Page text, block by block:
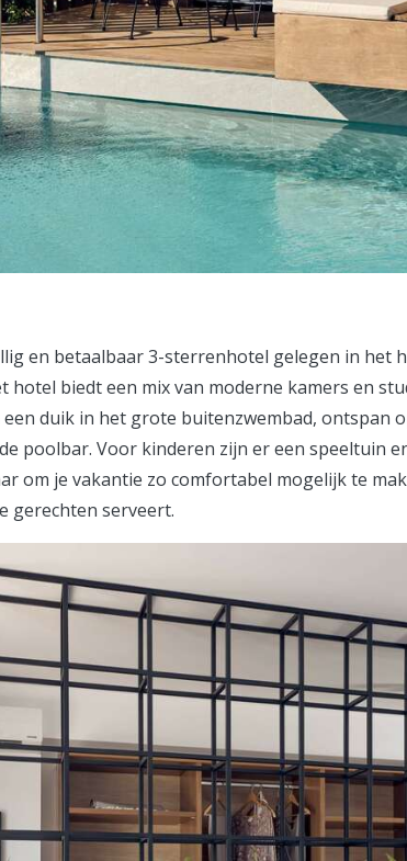
en betaalbaar 3-sterrenhotel gelegen in het
hotel biedt een mix van moderne kamers en
duik in het grote buitenzwembad, ontspan
poolbar. Voor kinderen zijn er een speeltuin
om je vakantie zo comfortabel mogelijk te
gerechten serveert.